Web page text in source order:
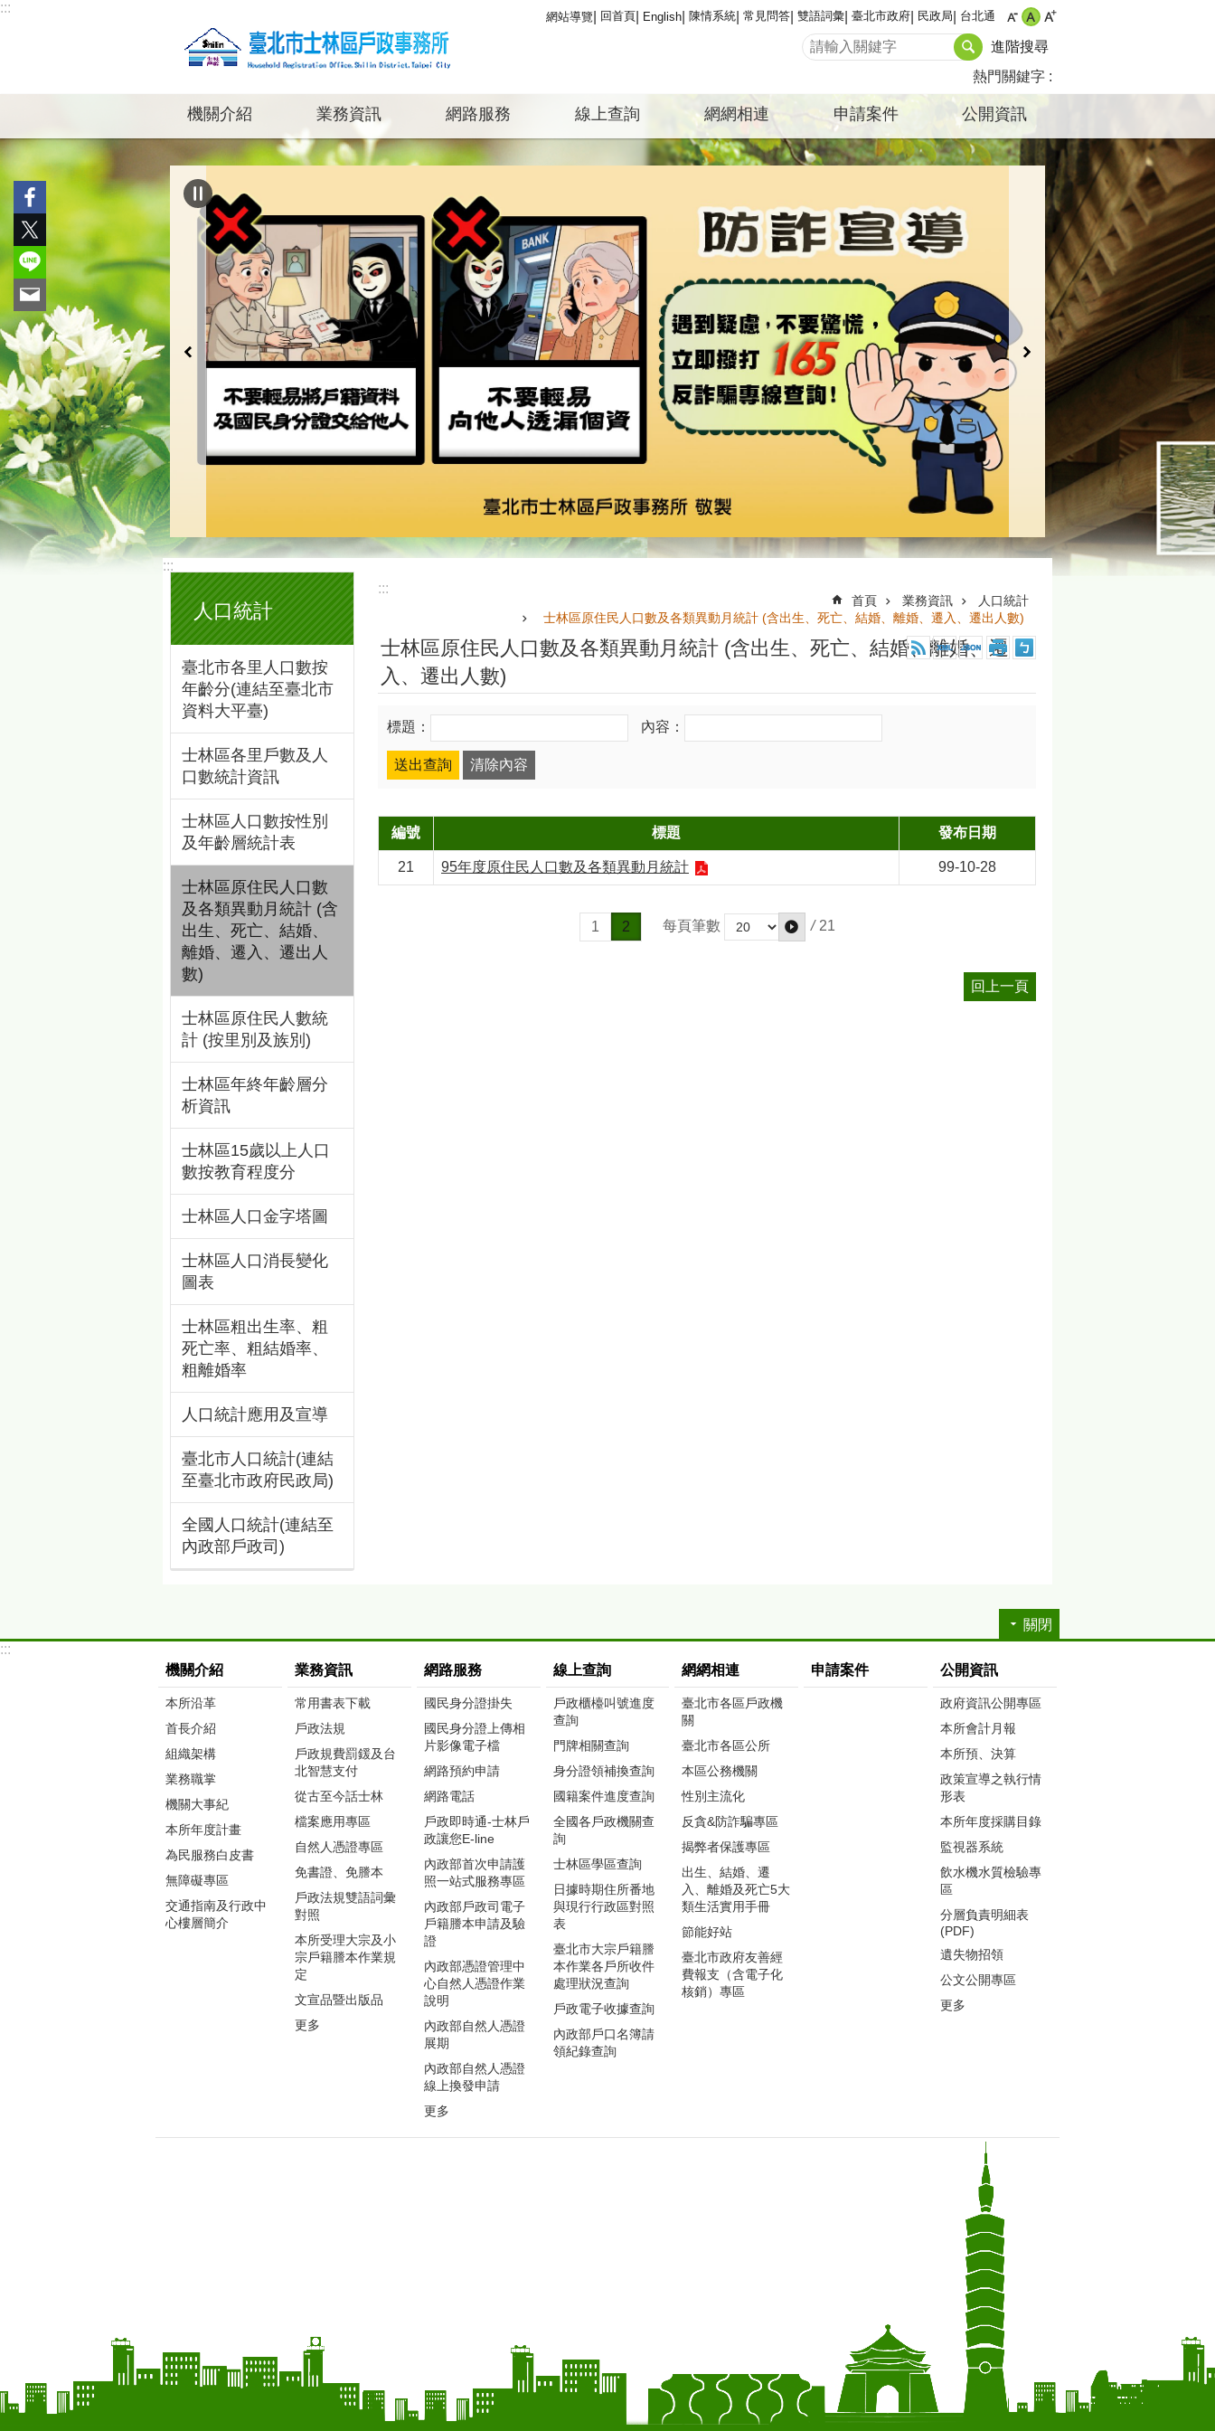
跳到主要內容區塊
:::
網站導覽 回首頁 English 陳情系統 常見問答 雙語詞彙 臺北市政府 民政局 台北通
進階搜尋
熱門關鍵字
機關介紹 業務資訊 網路服務 線上查詢 網網相連 申請案件 公開資訊
:::
人口統計
臺北市各里人口數按
年齡分(連結至臺北市
資料大平臺)
士林區各里戶數及人
口數統計資訊
士林區人口數按性別
及年齡層統計表
士林區原住民人口數
及各類異動月統計 (含
出生、死亡、結婚、
離婚、遷入、遷出人
數)
士林區原住民人數統
計 (按里別及族別)
士林區年終年齡層分
析資訊
士林區15歲以上人口
數按教育程度分
士林區人口金字塔圖
士林區人口消長變化
圖表
士林區粗出生率、粗
死亡率、粗結婚率、
粗離婚率
人口統計應用及宣導
臺北市人口統計(連結
至臺北市政府民政局)
全國人口統計(連結至
內政部戶政司)
:::
首頁 業務資訊
人口統計
士林區原住民人口數及各類異動月統計 (含出生、死亡、結婚、離婚、遷入、遷出人數)
士林區原住民人口數及各類異動月統計 (含出生、死亡、結婚、離婚、遷
入、遷出人數)
標題： 內容：
編號 標題 發布日期
21 95年度原住民人口數及各類異動月統計 99-10-28
1 2 每頁筆數 / 21
回上一頁
關閉
:::
機關介紹
本所沿革
首長介紹
組織架構
業務職掌
機關大事紀
本所年度計畫
為民服務白皮書
無障礙專區
交通指南及行政中
心樓層簡介
業務資訊
常用書表下載
戶政法規
戶政規費罰鍰及台
北智慧支付
從古至今話士林
檔案應用專區
自然人憑證專區
免書證、免謄本
戶政法規雙語詞彙
對照
本所受理大宗及小
宗戶籍謄本作業規
定
文宣品暨出版品
更多
網路服務
國民身分證掛失
國民身分證上傳相
片影像電子檔
網路預約申請
網路電話
戶政即時通-士林戶
政讓您E-line
內政部首次申請護
照一站式服務專區
內政部戶政司電子
戶籍謄本申請及驗
證
內政部憑證管理中
心自然人憑證作業
說明
內政部自然人憑證
展期
內政部自然人憑證
線上換發申請
更多
線上查詢
戶政櫃檯叫號進度
查詢
門牌相關查詢
身分證領補換查詢
國籍案件進度查詢
全國各戶政機關查
詢
士林區學區查詢
日據時期住所番地
與現行行政區對照
表
臺北市大宗戶籍謄
本作業各戶所收件
處理狀況查詢
戶政電子收據查詢
內政部戶口名簿請
領紀錄查詢
網網相連
臺北市各區戶政機
關
臺北市各區公所
本區公務機關
性別主流化
反貪&防詐騙專區
揭弊者保護專區
出生、結婚、遷
入、離婚及死亡5大
類生活實用手冊
節能好站
臺北市政府友善經
費報支（含電子化
核銷）專區
申請案件 公開資訊
政府資訊公開專區
本所會計月報
本所預、決算
政策宣導之執行情
形表
本所年度採購目錄
監視器系統
飲水機水質檢驗專
區
分層負責明細表
(PDF)
遺失物招領
公文公開專區
更多